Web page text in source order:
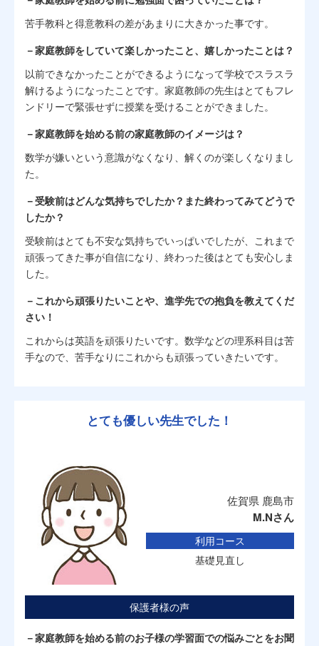
苦手教科と得意教科の差があまりに大きかった事です。
－家庭教師をしていて楽しかったこと、嬉しかったことは？
以前できなかったことができるようになって学校でスラスラ
解けるようになったことです。家庭教師の先生はとてもフレ
ンドリーで緊張せずに授業を受けることができました。
－家庭教師を始める前の家庭教師のイメージは？
数学が嫌いという意識がなくなり、解くのが楽しくなりまし
た。
－受験前はどんな気持ちでしたか？また終わってみてどうで
したか？
受験前はとても不安な気持ちでいっぱいでしたが、これまで
頑張ってきた事が自信になり、終わった後はとても安心しま
した。
－これから頑張りたいことや、進学先での抱負を教えてくだ
さい！
これからは英語を頑張りたいです。数学などの理系科目は苦
手なので、苦手なりにこれからも頑張っていきたいです。
とても優しい先生でした！
佐賀県 鹿島市
M.Nさん
利用コース
基礎見直し
保護者様の声
－家庭教師を始める前のお子様の学習面での悩みごとをお聞